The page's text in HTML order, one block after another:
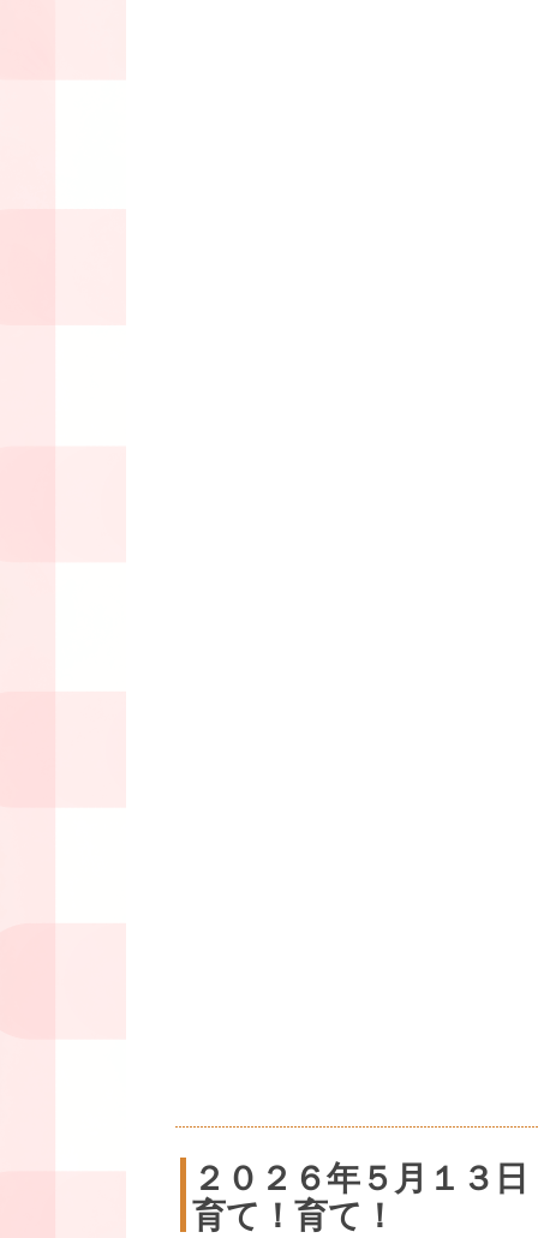
２０２６年５月１３日
育て！育て！